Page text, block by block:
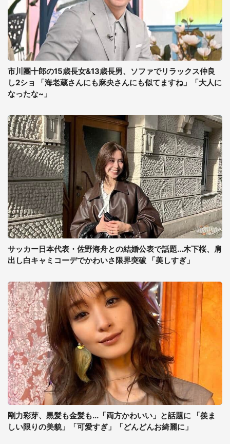
市川團十郎の15歳長女&13歳長男、ソファでリラックス仲良
し2ショ 「海老蔵さんにも麻央さんにも似てますね」「大人に
なったな~」
サッカー日本代表・佐野海舟との結婚公表で話題...木下桜、肩
出し白キャミコーデでかわいさ限界突破 「美しすぎ」
剛力彩芽、黒髪も金髪も...「両方かわいい」と話題に 「羨ま
しい限りの美貌」「可愛すぎ」「どんどんお綺麗に」